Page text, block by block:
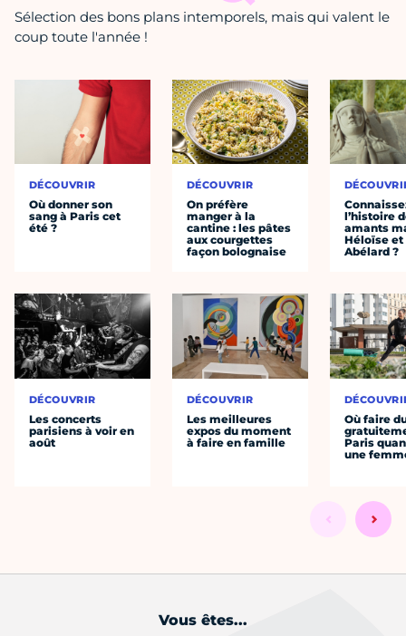
Sélection des bons plans intemporels, mais qui valent le
coup toute l'année !
DÉCOUVRIR
Où donner son
sang à Paris cet
été ?
DÉCOUVRIR
Les concerts
parisiens à voir en
août
DÉCOUVRIR
On préfère
manger à la
cantine : les pâtes
aux courgettes
façon bolognaise
DÉCOUVRIR
Les meilleures
expos du moment
à faire en famille
l’histoire
amants
Héloïse et
Abélard ?
Où faire
Paris
une
Vous êtes...